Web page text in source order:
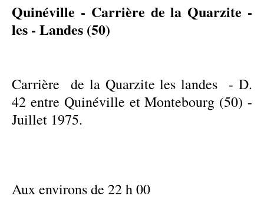
Quinéville - Carrière de la Quarzite -
les - Landes (50)
Carrière de la Quarzite les landes - D.
42 entre Quinéville et Montebourg (50) -
Juillet 1975.
Aux environs de 22 h 00